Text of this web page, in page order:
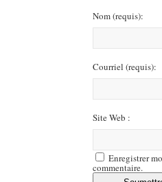
Nom(requis):
Courriel (requis):
Site Web :
Enregistrer
commentaire.